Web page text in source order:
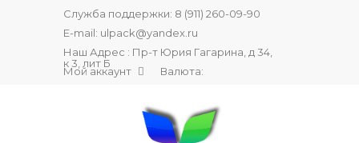
Служба поддержки: 8 (911) 260-09-90
E-mail: ulpack@yandex.ru
Наш Адрес : Пр-т Юрия Гагарина, д 34,
к 3, лит Б
Мой аккаунт Валюта: